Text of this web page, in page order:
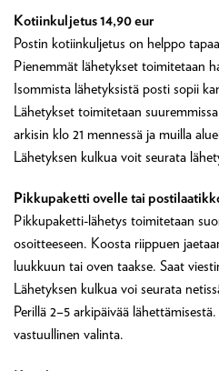
Kotiinkuljetus 14,90 eur
Postin kotiinkuljetus on helppo
Pienemmät lähetykset toimitetaan
Isommista lähetyksistä posti sopii
Lähetykset toimitetaan
arkisin klo 21 mennessä ja muilla
Lähetyksen kulkua voit seurata
Pikkupaketti ovelle tai
Pikkupaketti-lähetys toimitetaan
osoitteeseen. Koosta riippuen
luukkuun tai oven taakse. Saat
Lähetyksen kulkua voi seurata
Perillä 2–5 arkipäivää
vastuullinen valinta.